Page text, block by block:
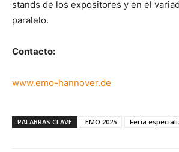
stands de los expositores y en el
paralelo.
Contacto:
www.emo-hannover.de
PALABRAS CLAVE EMO 2025 Feria